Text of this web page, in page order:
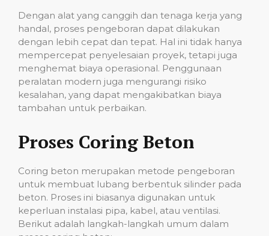
Dengan alat yang canggih dan tenaga kerja yang
handal, proses pengeboran dapat dilakukan
dengan lebih cepat dan tepat. Hal ini tidak hanya
mempercepat penyelesaian proyek, tetapi juga
menghemat biaya operasional. Penggunaan
peralatan modern juga mengurangi risiko
kesalahan, yang dapat mengakibatkan biaya
tambahan untuk perbaikan.
Proses Coring Beton
Coring beton merupakan metode pengeboran
untuk membuat lubang berbentuk silinder pada
beton. Proses ini biasanya digunakan untuk
keperluan instalasi pipa, kabel, atau ventilasi.
Berikut adalah langkah-langkah umum dalam